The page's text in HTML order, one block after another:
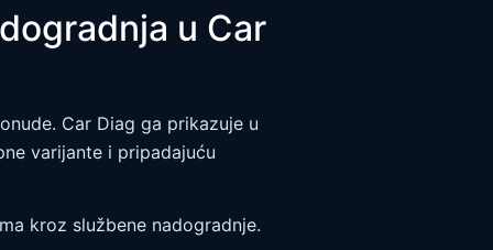
u Car
Car Diag ga prikazuje u
varijante i pripadajuću
kroz službene nadogradnje.